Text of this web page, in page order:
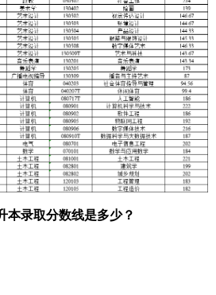
本录取分数线是多少？